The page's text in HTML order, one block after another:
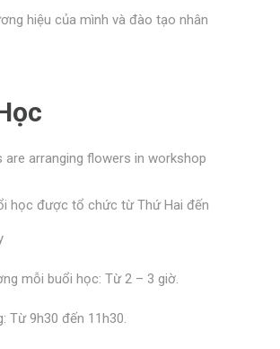
hiệu của mình và đào tạo nhân
học được tổ chức từ Thứ Hai đến
mỗi buổi học: Từ 2 – 3 giờ.
Từ 9h30 đến 11h30.